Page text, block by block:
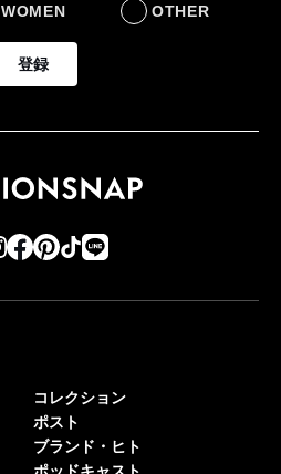
WOMEN OTHER
登録
コレクション
ポスト
ブランド・ヒト
ポッドキャスト